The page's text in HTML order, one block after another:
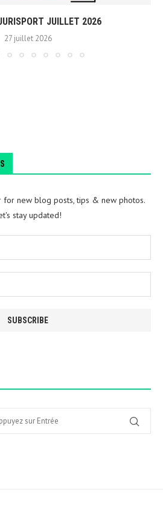
JUILLET 2026
27 juillet 2026
for new blog posts, tips & new photos.
stay updated!